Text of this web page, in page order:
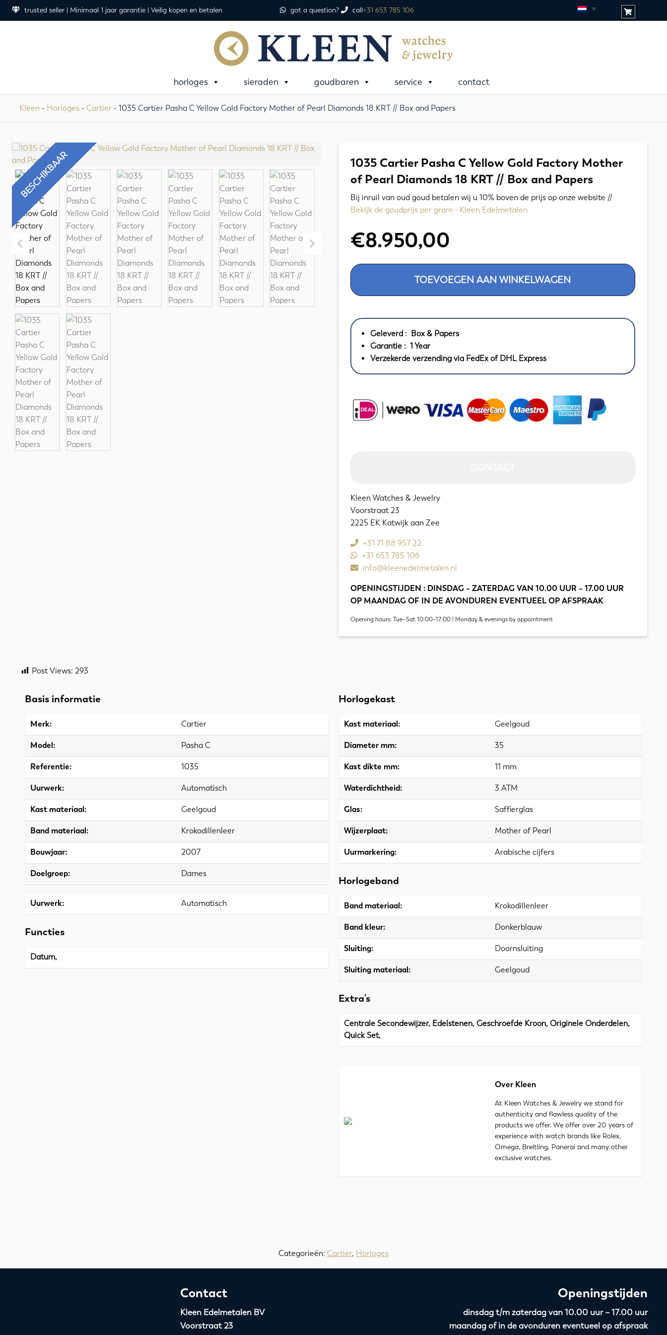
trusted seller | Minimaal 1 jaar garantie | Veilig kopen en betalen got a question? call+31 653 785 106
horloges sieraden goudbaren service contact
Kleen - Horloges - Cartier - 1035 Cartier Pasha C Yellow Gold Factory Mother of Pearl Diamonds 18 KRT // Box and Papers
BESCHIKBAAR
1035 Cartier Pasha C Yellow Gold Factory Mother
of Pearl Diamonds 18 KRT // Box and Papers
Bij inruil van oud goud betalen wij u 10% boven de prijs op onze website //
Bekijk de goudprijs per gram - Kleen Edelmetalen
€8.950,00
1035
Pasha
Yellow
Gold
Factory
Mother
of
18
KRT
TOEVOEGEN AAN WINKELWAGEN
Geleverd : Box & Papers
Garantie : 1 Year
Verzekerde verzending via FedEx of DHL Express
Kleen Watches & Jewelry
Voorstraat 23
2225 EK Katwijk aan Zee
+31 71 88 957 22
+31 653 785 106
info@kleenedelmetalen.nl
OPENINGSTIJDEN : DINSDAG – ZATERDAG VAN 10.00 UUR – 17.00 UUR
OP MAANDAG OF IN DE AVONDUREN EVENTUEEL OP AFSPRAAK
Opening hours: Tue–Sat 10:00–17:00 | Monday & evenings by appointment
Post Views: 293
Basis informatie
Merk: Cartier
Model: Pasha C
Referentie: 1035
Uurwerk: Automatisch
Kast materiaal: Geelgoud
Band materiaal: Krokodillenleer
Bouwjaar: 2007
Doelgroep: Dames
Uurwerk: Automatisch
Functies
Datum,
Horlogekast
Kast materiaal: Geelgoud
Diameter mm: 35
Kast dikte mm: 11 mm
Waterdichtheid: 3 ATM
Glas: Saffierglas
Wijzerplaat: Mother of Pearl
Uurmarkering: Arabische cijfers
Horlogeband
Band materiaal: Krokodillenleer
Band kleur: Donkerblauw
Sluiting: Doornsluiting
Sluiting materiaal: Geelgoud
Extra's
Centrale Secondewijzer, Edelstenen, Geschroefde Kroon, Originele Onderdelen,
Quick Set,
Over Kleen
At Kleen Watches & Jewelry we stand for
authenticity and flawless quality of the
products we offer. We offer over 20 years of
experience with watch brands like Rolex,
Omega, Breitling, Panerai and many other
exclusive watches.
Categorieën: Cartier, Horloges
Contact
Kleen Edelmetalen BV
Voorstraat 23
Openingstijden
dinsdag t/m zaterdag van 10.00 uur – 17.00 uur
maandag of in de avonduren eventueel op afspraak